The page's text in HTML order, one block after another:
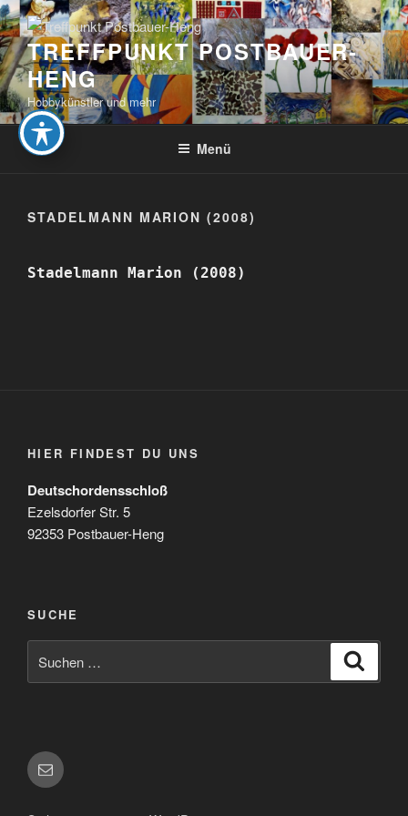
Zum
Inhalt
springenTREFFPUNKT POSTBAUER-
HENG
Hobbykünstler und mehr
Menü
STADELMANN MARION (2008)
Stadelmann Marion (2008)
HIER FINDEST DU UNS
Deutschordensschloß
Ezelsdorfer Str. 5
92353 Postbauer-Heng
SUCHE
nach:
E-
Mail